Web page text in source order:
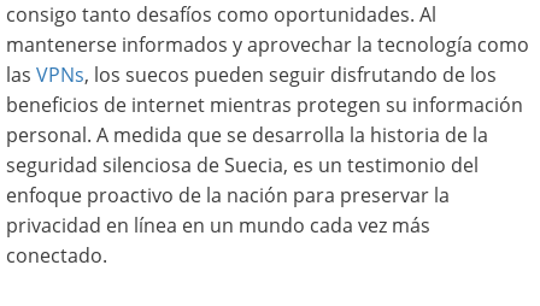
consigo tanto desafíos como oportunidades. Al
mantenerse informados y aprovechar la tecnología como
las VPNs, los suecos pueden seguir disfrutando de los
beneficios de internet mientras protegen su información
personal. A medida que se desarrolla la historia de la
seguridad silenciosa de Suecia, es un testimonio del
enfoque proactivo de la nación para preservar la
privacidad en línea en un mundo cada vez más
conectado.